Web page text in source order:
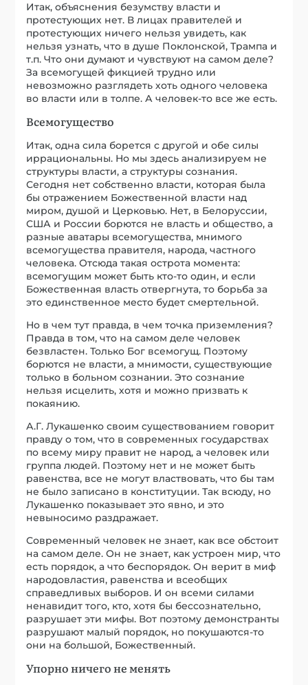
Итак, объяснения безумству власти и
протестующих нет. В лицах правителей и
протестующих ничего нельзя увидеть, как
нельзя узнать, что в душе Поклонской, Трампа и
т.п. Что они думают и чувствуют на самом деле?
За всемогущей фикцией трудно или
невозможно разглядеть хоть одного человека
во власти или в толпе. А человек-то все же есть.
Всемогущество
Итак, одна сила борется с другой и обе силы
иррациональны. Но мы здесь анализируем не
структуры власти, а структуры сознания.
Сегодня нет собственно власти, которая была
бы отражением Божественной власти над
миром, душой и Церковью. Нет, в Белоруссии,
США и России борются не власть и общество, а
разные аватары всемогущества, мнимого
всемогущества правителя, народа, частного
человека. Отсюда такая острота момента:
всемогущим может быть кто-то один, и если
Божественная власть отвергнута, то борьба за
это единственное место будет смертельной.
Но в чем тут правда, в чем точка приземления?
Правда в том, что на самом деле человек
безвластен. Только Бог всемогущ. Поэтому
борются не власти, а мнимости, существующие
только в больном сознании. Это сознание
нельзя исцелить, хотя и можно призвать к
покаянию.
А.Г. Лукашенко своим существованием говорит
правду о том, что в современных государствах
по всему миру правит не народ, а человек или
группа людей. Поэтому нет и не может быть
равенства, все не могут властвовать, что бы там
не было записано в конституции. Так всюду, но
Лукашенко показывает это явно, и это
невыносимо раздражает.
Современный человек не знает, как все обстоит
на самом деле. Он не знает, как устроен мир, что
есть порядок, а что беспорядок. Он верит в миф
народовластия, равенства и всеобщих
справедливых выборов. И он всеми силами
ненавидит того, кто, хотя бы бессознательно,
разрушает эти мифы. Вот поэтому демонстранты
разрушают малый порядок, но покушаются-то
они на большой, Божественный.
Упорно ничего не менять